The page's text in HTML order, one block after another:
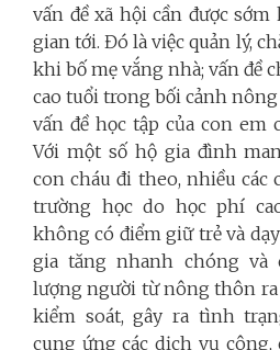
vấn đề xã hội cần được
gian tới. Đó là việc quản lý,
khi bố mẹ vắng nhà; vấn đề
cao tuổi trong bối cảnh
vấn đề học tập của con em
Với một số hộ gia đình
con cháu đi theo, nhiều các
trường học do học phí
không có điểm giữ trẻ và
gia tăng nhanh chóng
lượng người từ nông thôn
kiểm soát, gây ra tình
cung ứng các dịch vụ công,